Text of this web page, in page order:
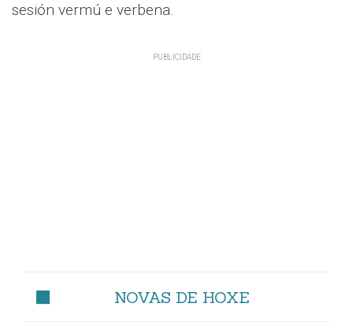
sesión vermú e verbena.
NOVAS DE HOXE